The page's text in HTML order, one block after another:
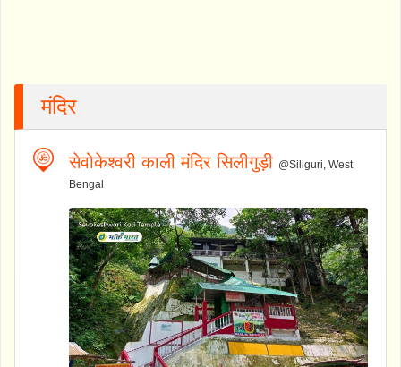
मंदिर
सेवोकेश्वरी काली मंदिर सिलीगुड़ी @Siliguri, West
Bengal